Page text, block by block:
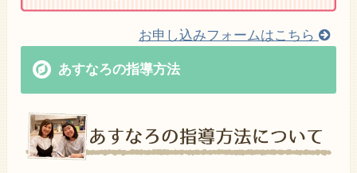
お申し込みフォームはこちら
あすなろの指導方法